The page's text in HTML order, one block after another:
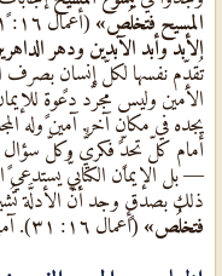
المسيح فتخلُص» (أعمال ١٦: ٣١).
الأبد وأبد الآبدين ودهر
تُقدِّم نفسها لكلّ إنسانٍ
الأمين وليس مجرَّد دعوةٍ
يجده في مكانٍ آخر. آمين وله
أمام كلّ تحدٍّ فكريٌّ وكلّ سؤالٍ
— بل الإيمان الكتابيٌّ
ذلك بصدقٍ وجد أنّ الأدلَّة
فتخلُص» (أعمال ١٦: ٣١). آمين وله المجد.